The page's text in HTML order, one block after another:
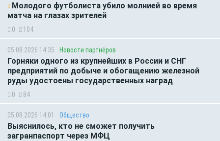
Молодого футболиста убило молнией во время
матча на глазах зрителей
0 104
05.08.2026 14:35 Новости партнёров
Горняки одного из крупнейших в России и СНГ
предприятий по добыче и обогащению железной
руды удостоены государственных наград
0 84
05.08.2026 14:01 Общество
Выяснилось, кто не сможет получить
загранпаспорт через МФЦ